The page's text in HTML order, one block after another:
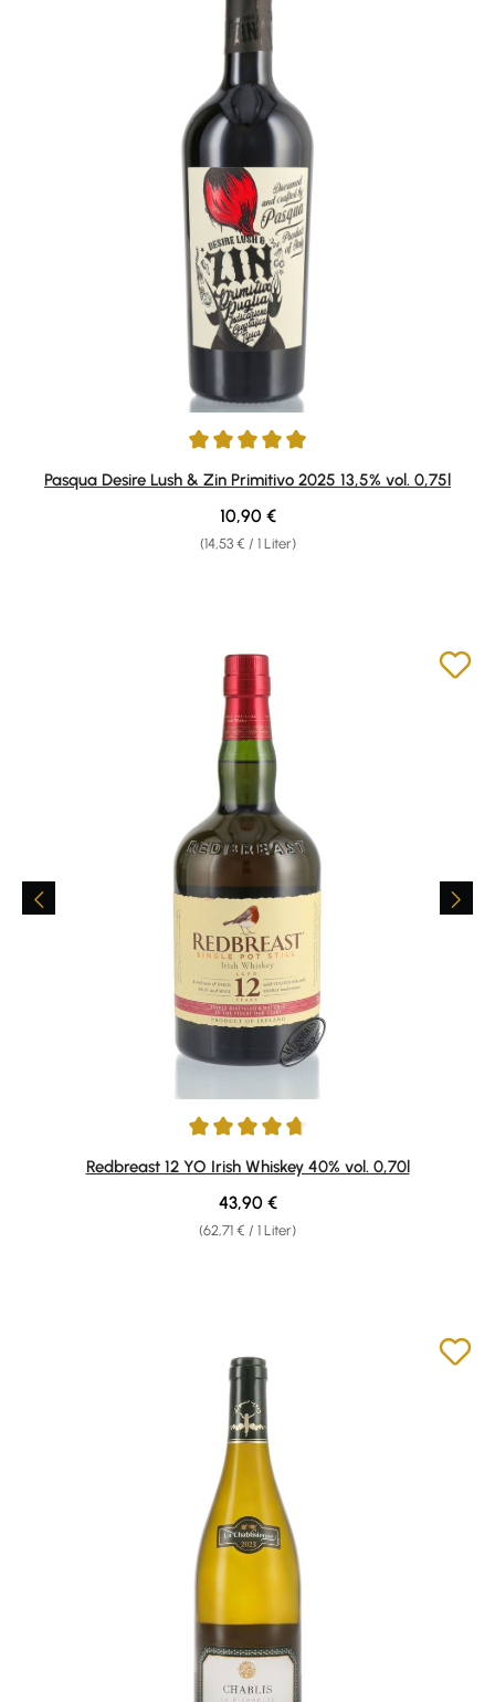
Durchschnittliche Bewertung von 4.91 von 5 Sternen
Pasqua Desire Lush & Zin Primitivo 2025 13,5% vol. 0,75l
(14,53 € / 1 Liter)
Regulärer Preis:
10,90 €
Durchschnittliche Bewertung von 4.86 von 5 Sternen
Redbreast 12 YO Irish Whiskey 40% vol. 0,70l
(62,71 € / 1 Liter)
Regulärer Preis:
43,90 €